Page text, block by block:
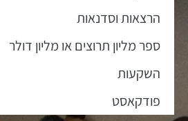
הרצאות וסדנאות
ספר מליון תרוצים או מליון דולר
השקעות
פודקאסט